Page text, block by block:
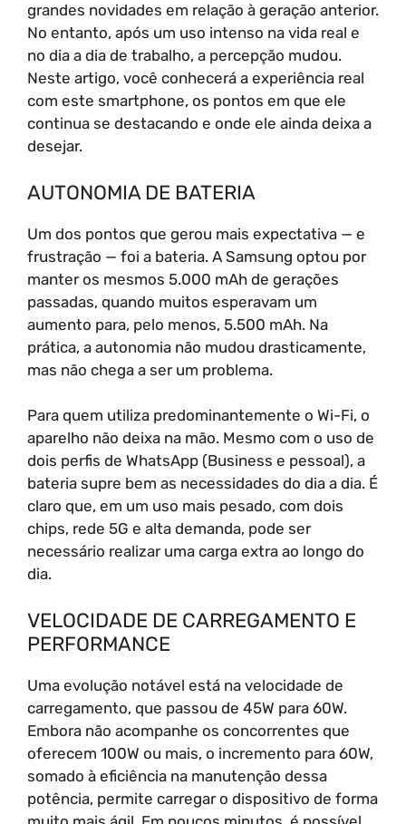
grandes novidades em relação à geração anterior.
No entanto, após um uso intenso na vida real e
no dia a dia de trabalho, a percepção mudou.
Neste artigo, você conhecerá a experiência real
com este smartphone, os pontos em que ele
continua se destacando e onde ele ainda deixa a
desejar.
AUTONOMIA DE BATERIA
Um dos pontos que gerou mais expectativa — e
frustração — foi a bateria. A Samsung optou por
manter os mesmos 5.000 mAh de gerações
passadas, quando muitos esperavam um
aumento para, pelo menos, 5.500 mAh. Na
prática, a autonomia não mudou drasticamente,
mas não chega a ser um problema.
Para quem utiliza predominantemente o Wi-Fi, o
aparelho não deixa na mão. Mesmo com o uso de
dois perfis de WhatsApp (Business e pessoal), a
bateria supre bem as necessidades do dia a dia. É
claro que, em um uso mais pesado, com dois
chips, rede 5G e alta demanda, pode ser
necessário realizar uma carga extra ao longo do
dia.
VELOCIDADE DE CARREGAMENTO E
PERFORMANCE
Uma evolução notável está na velocidade de
carregamento, que passou de 45W para 60W.
Embora não acompanhe os concorrentes que
oferecem 100W ou mais, o incremento para 60W,
somado à eficiência na manutenção dessa
potência, permite carregar o dispositivo de forma